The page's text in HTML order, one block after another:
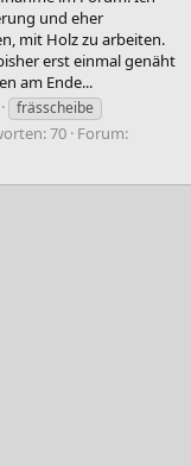
und eher
mit Holz zu arbeiten.
erst einmal genäht
am Ende...
frässcheibe
70 Forum: